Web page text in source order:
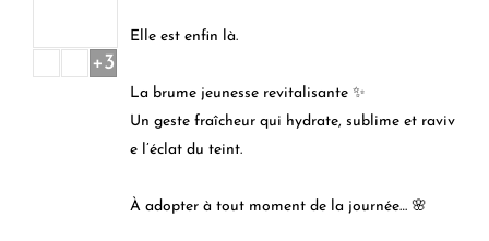
Elle est enfin là.
La brume jeunesse revitalisante ✨
Un geste fraîcheur qui hydrate, sublime et raviv
e l’éclat du teint.
À adopter à tout moment de la journée… 🌸
+3